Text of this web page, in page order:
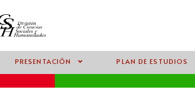
PRESENTACIÓN PLAN DE ESTUDIOS